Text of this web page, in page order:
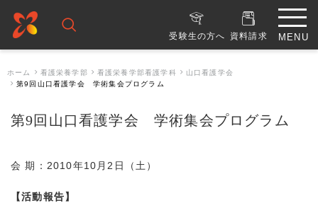
受験生の方へ 資料請求
ホーム 看護栄養学部 看護栄養学部看護学科
山口看護学会
第9回山口看護学会 学術集会プログラム
第9回山口看護学会 学術集会プログラム
会 期：2010年10月2日（土）
【活動報告】